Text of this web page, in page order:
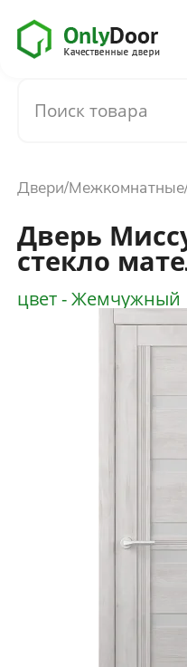
О компании
Установка
Доставка и
Двери Межкомнатные
Дверь
стекло
цвет - Жемчужный